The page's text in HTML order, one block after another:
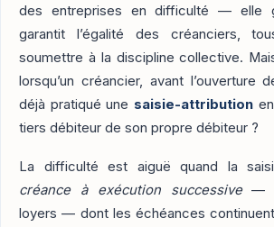
des entreprises en difficulté — elle
garantit l’égalité des créanciers,
soumettre à la discipline collective.
lorsqu’un créancier, avant l’ouverture
déjà pratiqué une saisie-attribution
tiers débiteur de son propre débiteur ?
La difficulté est aiguë quand la
créance à exécution successive—
loyers — dont les échéances